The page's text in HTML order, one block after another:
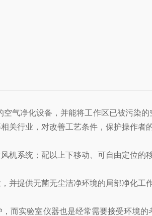
空气净化设备，并能将工作区已被污染
行业，对改善工艺条件，保护操作者
系统；配以上下移动、可自由定位的
提供无菌无尘洁净环境的局部净化工作
实验室仪器也是经常需要接受环境的